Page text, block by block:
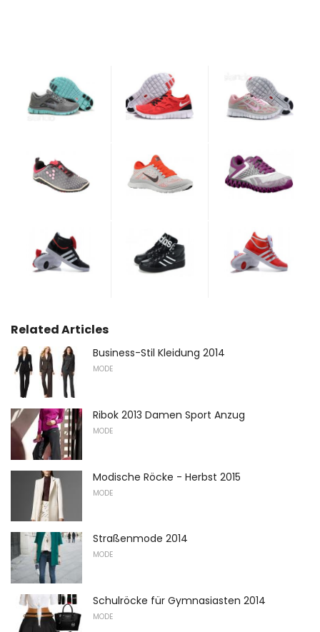
Related Articles
Business-Stil Kleidung 2014
MODE
Ribok 2013 Damen Sport Anzug
MODE
Modische Röcke - Herbst 2015
MODE
Straßenmode 2014
MODE
Schulröcke für Gymnasiasten 2014
MODE